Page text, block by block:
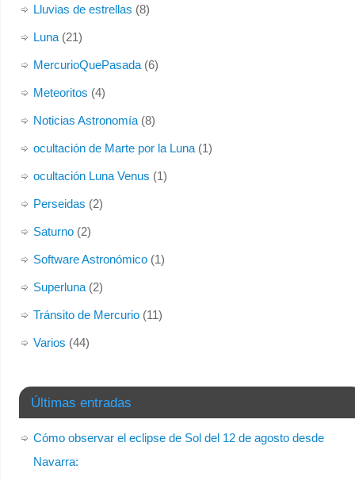
Lluvias de estrellas (8)
Luna(21)
MercurioQuePasada(6)
Meteoritos (4)
Noticias Astronomía(8)
ocultación de Marte por la Luna(1)
ocultación Luna Venus (1)
Perseidas (2)
Saturno(2)
Software Astronómico(1)
Superluna(2)
Tránsito de Mercurio(11)
Varios (44)
Últimas entradas
Cómo observar el eclipse de Sol del 12 de agosto desde
Navarra: